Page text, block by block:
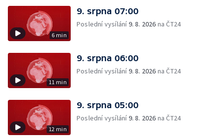
6 min
9. srpna 07:00
Poslední vysílání9. 8. 2026 na ČT24
11 min
9. srpna 06:00
Poslední vysílání9. 8. 2026 na ČT24
12 min
9. srpna 05:00
Poslední vysílání9. 8. 2026 na ČT24